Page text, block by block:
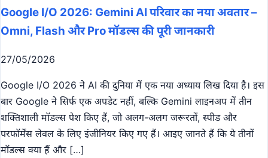
Google I/O 2026: Gemini AI परिवार का नया अवतार –
Omni, Flash और Pro मॉडल्स की पूरी जानकारी
27/05/2026
Google I/O 2026 ने AI की दुनिया में एक नया अध्याय लिख दिया है। इस
बार Google ने सिर्फ एक अपडेट नहीं, बल्कि Gemini लाइनअप में तीन
शक्तिशाली मॉडल्स पेश किए हैं, जो अलग-अलग जरूरतों, स्पीड और
परफॉर्मेंस लेवल के लिए इंजीनियर किए गए हैं। आइए जानते हैं कि ये तीनों
मॉडल्स क्या हैं और […]